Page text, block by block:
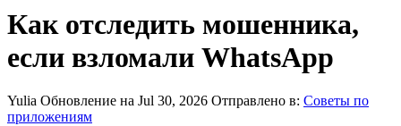
Как отследить мошенника,
если взломали WhatsApp
Yulia Обновление на Jul 30, 2026 Отправлено в: Советы по
приложениям